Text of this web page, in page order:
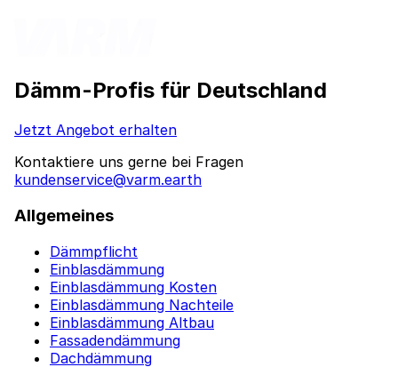
Dämm-Profis für Deutschland
Jetzt Angebot erhalten
Kontaktiere uns gerne bei Fragen
kundenservice@varm.earth
Allgemeines
Dämmpflicht
Einblasdämmung
Einblasdämmung Kosten
Einblasdämmung Nachteile
Einblasdämmung Altbau
Fassadendämmung
Dachdämmung